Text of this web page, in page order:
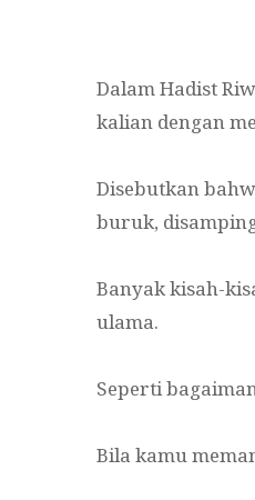
Dalam Hadist
kalian dengan
Disebutkan
buruk,
Banyak kisah-
ulama.
Seperti
Bila kamu